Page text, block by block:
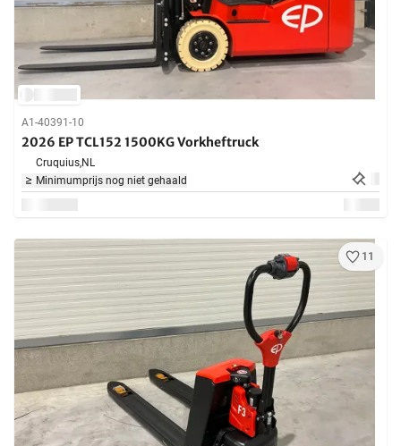
A1-40391-10
2026 EP TCL152 1500KG Vorkheftruck
Cruquius,NL
Minimumprijs nog niet gehaald
11